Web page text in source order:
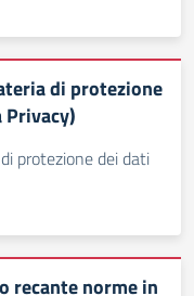
di protezione
protezione dei dati
recante norme in